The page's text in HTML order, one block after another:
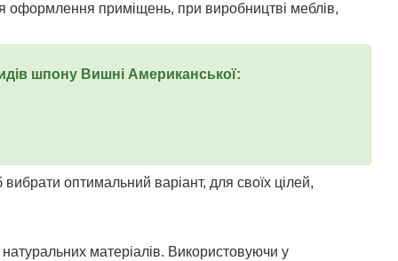
приміщень, при виробництві меблів,
шпону Вишні Американської:
оптимальний варіант, для своїх цілей,
матеріалів. Використовуючи у